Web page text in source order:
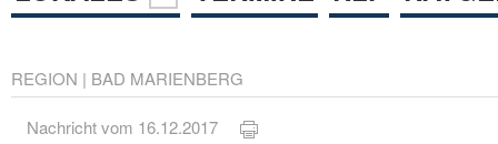
REGION | BAD MARIENBERG
Nachricht vom 16.12.2017